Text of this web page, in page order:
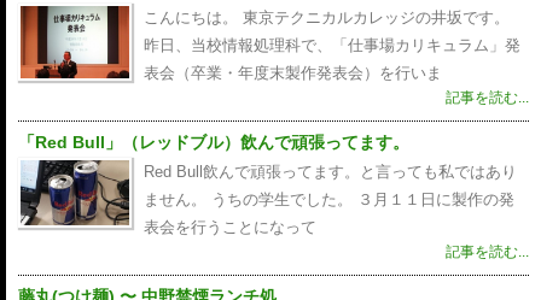
こんにちは。 東京テクニカルカレッジの井坂です。
昨日、当校情報処理科で、「仕事場カリキュラム」発
表会（卒業・年度末製作発表会）を行いま
記事を読む...
「Red Bull」（レッドブル）飲んで頑張ってます。
Red Bull飲んで頑張ってます。と言っても私ではあり
ません。 うちの学生でした。 ３月１１日に製作の発
表会を行うことになって
記事を読む...